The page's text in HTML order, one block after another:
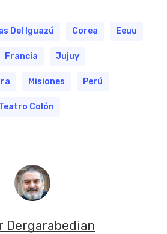
Del Iguazú Corea Eeuu
Francia Jujuy
Misiones Perú
Colón
Dergarabedian